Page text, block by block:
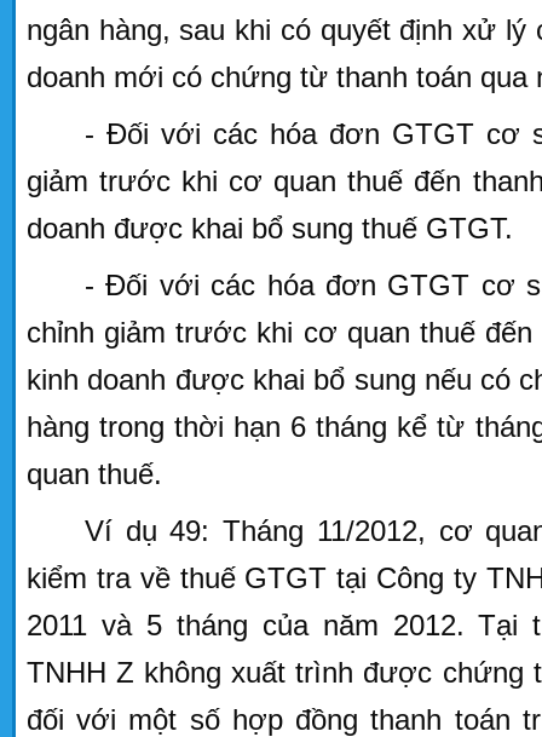
ngân hàng, sau khi có quyết định xử
doanh mới có chứng từ thanh toán qua
- Đối với các hóa đơn GTGT cơ
giảm trước khi cơ quan thuế đến
doanh được khai bổ sung thuế GTGT.
- Đối với các hóa đơn GTGT cơ
chỉnh giảm trước khi cơ quan thuế
kinh doanh được khai bổ sung nếu có
hàng trong thời hạn 6 tháng kể từ
quan thuế.
Ví dụ 49: Tháng 11/2012, cơ
kiểm tra về thuế GTGT tại Công ty
2011 và 5 tháng của năm 2012. Tại
TNHH Z không xuất trình được chứng
đối với một số hợp đồng thanh toán